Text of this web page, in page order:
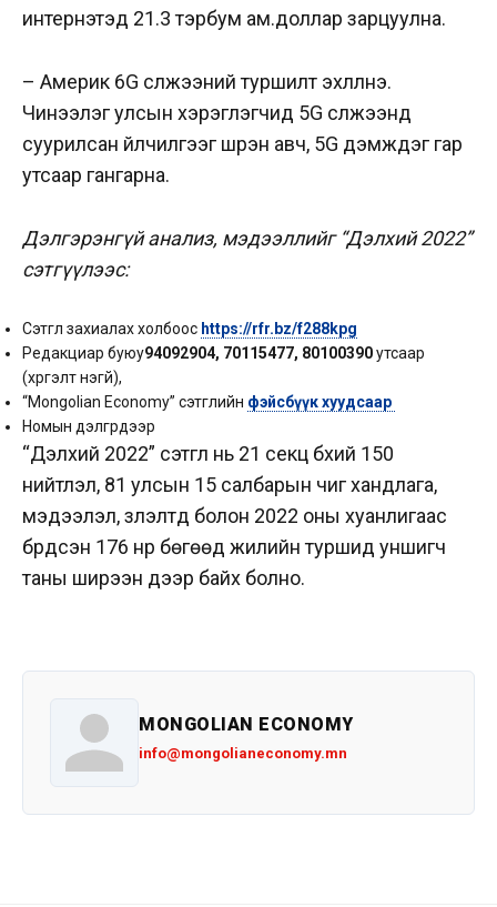
интернэтэд 21.3 тэрбум ам.доллар зарцуулна.
– Америк 6G сүлжээний туршилт эхлүүлнэ.
Чинээлэг улсын хэрэглэгчид 5G сүлжээнд
суурилсан үйлчилгээг шүүрэн авч, 5G дэмждэг гар
утсаар гангарна.
Дэлгэрэнгүйанализ, мэдээллийг“Дэлхий 2022”
сэтгүүлээс:
Сэтгүүл захиалах холбоос https://rfr.bz/f288kpg
Редакциар буюу94092904, 70115477, 80100390утсаар
(хүргэлт үнэгүй),
“Mongolian Economy” сэтгүүлийн фэйсбүүк хуудсаар
Номын дэлгүүрүүдээр
“Дэлхий 2022” сэтгүүл нь 21 секц бүхий 150
нийтлэл, 81 улсын 15 салбарын чиг хандлага,
мэдээлэл, үзүүлэлтүүд болон 2022 оны хуанлигаас
бүрдсэн 176 нүүр бөгөөд жилийн туршид уншигч
таны ширээн дээр байх болно.
MONGOLIAN ECONOMY
info@mongolianeconomy.mn